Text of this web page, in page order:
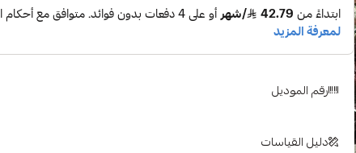
رقم الموديل
دليل القياسات